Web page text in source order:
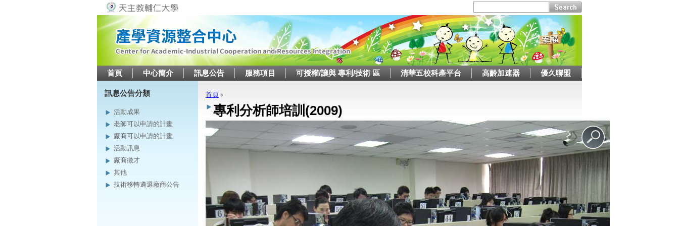
首頁 中心簡介 訊息公告 服務項目 可授權/讓與 專利/技術 區 清華五校科產平台 高齡加速器 優久聯盟
訊息公告分類
活動成果
老師可以申請的計畫
廠商可以申請的計畫
活動訊息
廠商徵才
其他
技術移轉遴選廠商公告
您在這裡
首頁 ›
專利分析師培訓(2009)